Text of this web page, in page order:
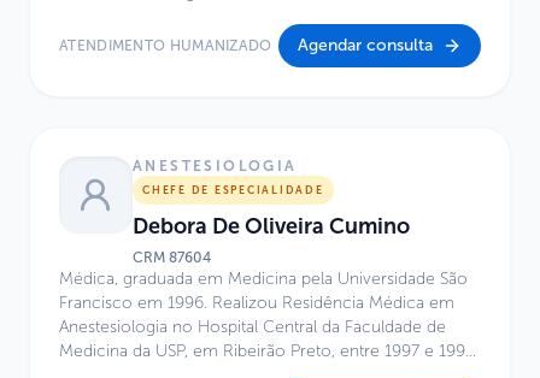
ATENDIMENTO HUMANIZADO Agendar consulta
ANESTESIOLOGIA
CHEFE DE ESPECIALIDADE
Debora De Oliveira Cumino
CRM 87604
Médica, graduada em Medicina pela Universidade São
Francisco em 1996. Realizou Residência Médica em
Anestesiologia no Hospital Central da Faculdade de
Medicina da USP, em Ribeirão Preto, entre 1997 e 1999,